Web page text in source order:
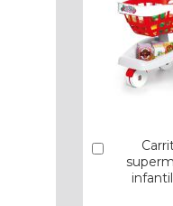
Añadir